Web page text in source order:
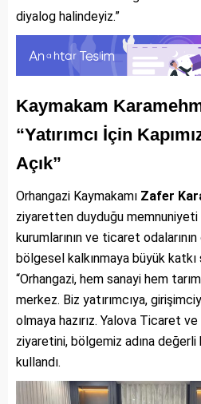
diyalog halindeyiz.”
Kaymakam
“Yatırımcı İçin
Açık”
Orhangazi Kaymakamı Zafer
ziyaretten duyduğu
kurumlarının ve ticaret odalarının
bölgesel kalkınmaya büyük katkı
“Orhangazi, hem sanayi hem
merkez. Biz yatırımcıya,
olmaya hazırız. Yalova Ticaret ve
ziyaretini, bölgemiz adına
kullandı.